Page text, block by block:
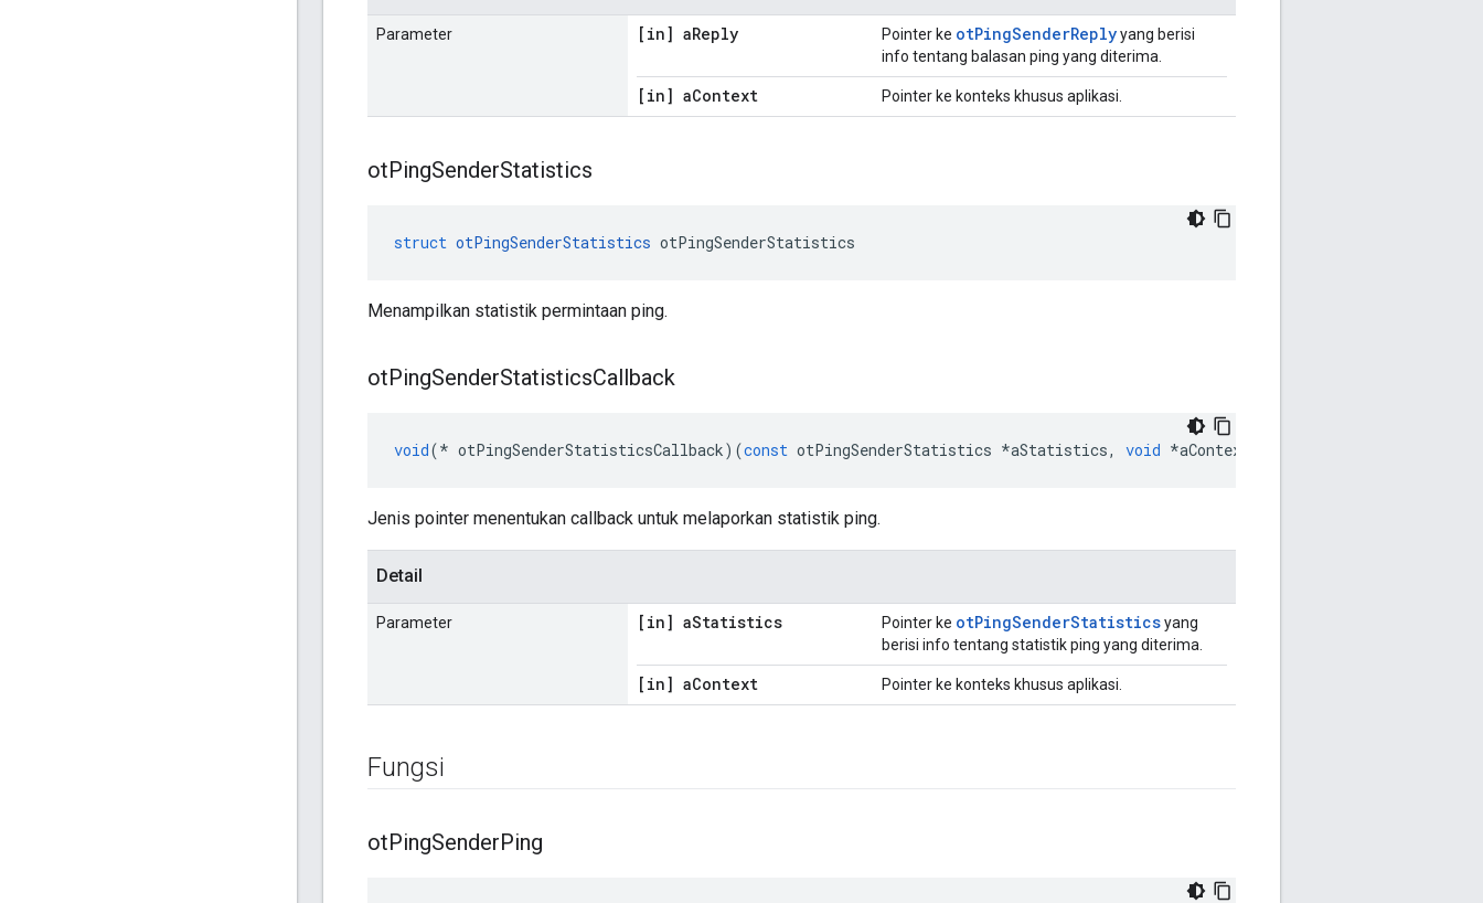
Parameter [in] aReply Pointer ke otPingSenderReplyyang berisi
info tentang balasan ping yang diterima.
[in] aContext Pointer ke konteks khusus aplikasi.
otPingSenderStatistics
struct otPingSenderStatistics otPingSenderStatistics
Menampilkan statistik permintaan ping.
otPingSenderStatisticsCallback
void(* otPingSenderStatisticsCallback)(const otPingSenderStatistics *aStatistics, void *aContext
Jenis pointer menentukan callback untuk melaporkan statistik ping.
Detail
Parameter [in] aStatistics Pointer ke otPingSenderStatisticsyang
berisi info tentang statistik ping yang diterima.
[in] aContext Pointer ke konteks khusus aplikasi.
Fungsi
otPingSenderPing